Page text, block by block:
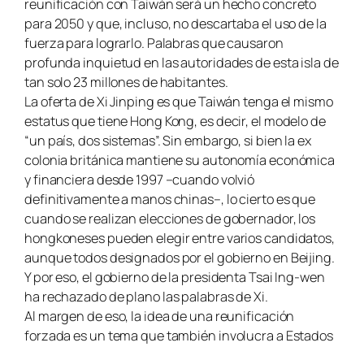
reunificación con Taiwán será un hecho concreto
para 2050 y que, incluso, no descartaba el uso de la
fuerza para lograrlo. Palabras que causaron
profunda inquietud en las autoridades de esta isla de
tan solo 23 millones de habitantes.
La oferta de Xi Jinping es que Taiwán tenga el mismo
estatus que tiene Hong Kong, es decir, el modelo de
“un país, dos sistemas”. Sin embargo, si bien la ex
colonia británica mantiene su autonomía económica
y financiera desde 1997 –cuando volvió
definitivamente a manos chinas–, lo cierto es que
cuando se realizan elecciones de gobernador, los
hongkoneses pueden elegir entre varios candidatos,
aunque todos designados por el gobierno en Beijing.
Y por eso, el gobierno de la presidenta Tsai Ing-wen
ha rechazado de plano las palabras de Xi.
Al margen de eso, la idea de una reunificación
forzada es un tema que también involucra a Estados